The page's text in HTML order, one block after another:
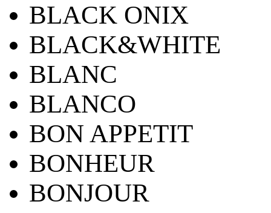
BLACK ONIX
BLACK&WHITE
BLANC
BLANCO
BON APPETIT
BONHEUR
BONJOUR